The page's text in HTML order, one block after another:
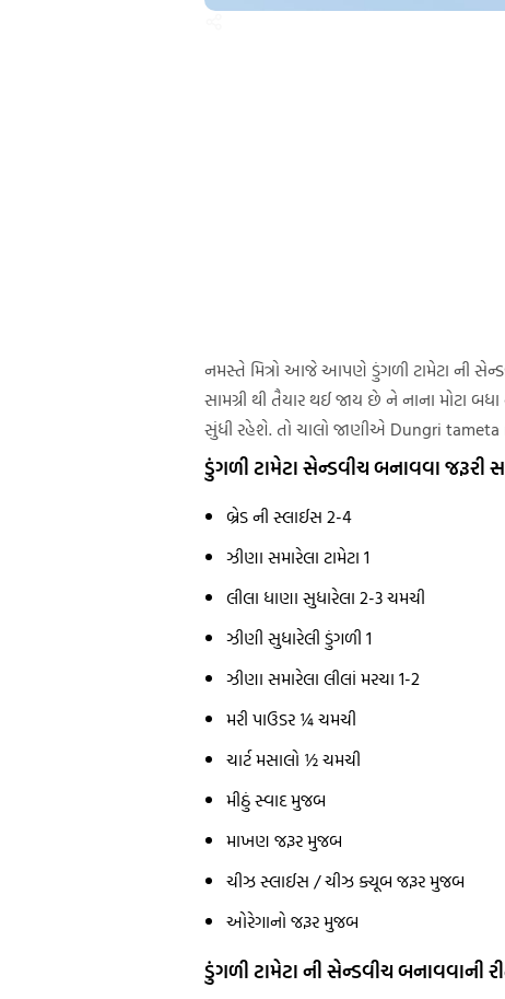
નમસ્તે મિત્રો આજે આપણે ડુંગળી ટામેટા ની
સામગ્રી થી તૈયાર થઈ જાય છે ને નાના
સુંધી રહેશે. તો ચાલો જાણીએ Dungri
ડુંગળી ટામેટા સેન્ડવીચ બનાવવા જરૂરી
બ્રેડ ની સ્લાઈસ 2-4
ઝીણા સમારેલા ટામેટા 1
લીલા ધાણા સુધારેલા 2-3 ચમચી
ઝીણી સુધારેલી ડુંગળી 1
ઝીણા સમારેલા લીલાં મરચા 1-2
મરી પાઉડર ¼ ચમચી
ચાર્ટ મસાલો ½ ચમચી
મીઠું સ્વાદ મુજબ
માખણ જરૂર મુજબ
ચીઝ સ્લાઈસ / ચીઝ ક્યૂબ જરૂર મુજબ
ઓરેગાનો જરૂર મુજબ
ડુંગળી ટામેટા ની સેન્ડવીચ બનાવવાની